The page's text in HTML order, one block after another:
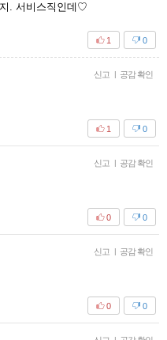
. 서비스직인데♡
0
1
신고 | 공감 확인
0
1
신고 | 공감 확인
0
0
신고 | 공감 확인
0
0